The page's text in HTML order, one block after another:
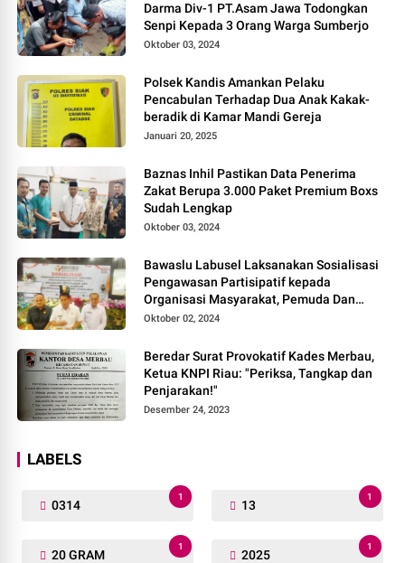
Darma Div-1 PT.Asam Jawa Todongkan
Senpi Kepada 3 Orang Warga Sumberjo
Oktober 03, 2024
Polsek Kandis Amankan Pelaku
Pencabulan Terhadap Dua Anak Kakak-
beradik di Kamar Mandi Gereja
Januari 20, 2025
Baznas Inhil Pastikan Data Penerima
Zakat Berupa 3.000 Paket Premium Boxs
Sudah Lengkap
Oktober 03, 2024
Bawaslu Labusel Laksanakan Sosialisasi
Pengawasan Partisipatif kepada
Organisasi Masyarakat, Pemuda Dan
Agama Pada pilkada Serentak 2024
Oktober 02, 2024
Beredar Surat Provokatif Kades Merbau,
Ketua KNPI Riau: "Periksa, Tangkap dan
Penjarakan!"
Desember 24, 2023
LABELS
0314
1
13
1
20 GRAM
1
2025
1